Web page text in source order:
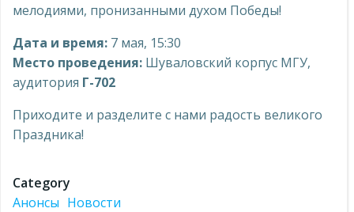
мелодиями, пронизанными духом Победы!
Дата и время: 7 мая, 15:30
Место проведения: Шуваловский корпус МГУ,
аудитория Г-702
Приходите и разделите с нами радость великого
Праздника!
Category
Анонсы Новости